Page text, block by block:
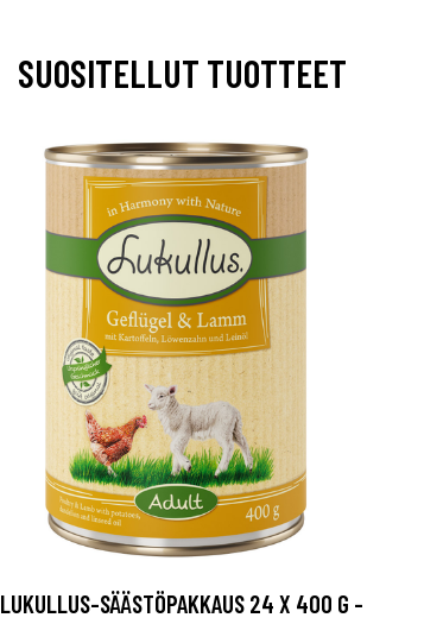
SUOSITELLUT TUOTTEET
LUKULLUS-SÄÄSTÖPAKKAUS 24 X 400 G -